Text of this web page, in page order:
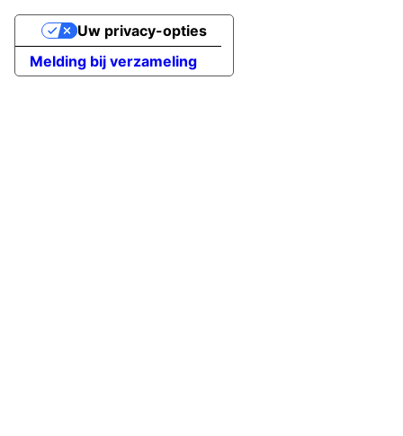
Melding bij verzameling
Uw privacy-opties